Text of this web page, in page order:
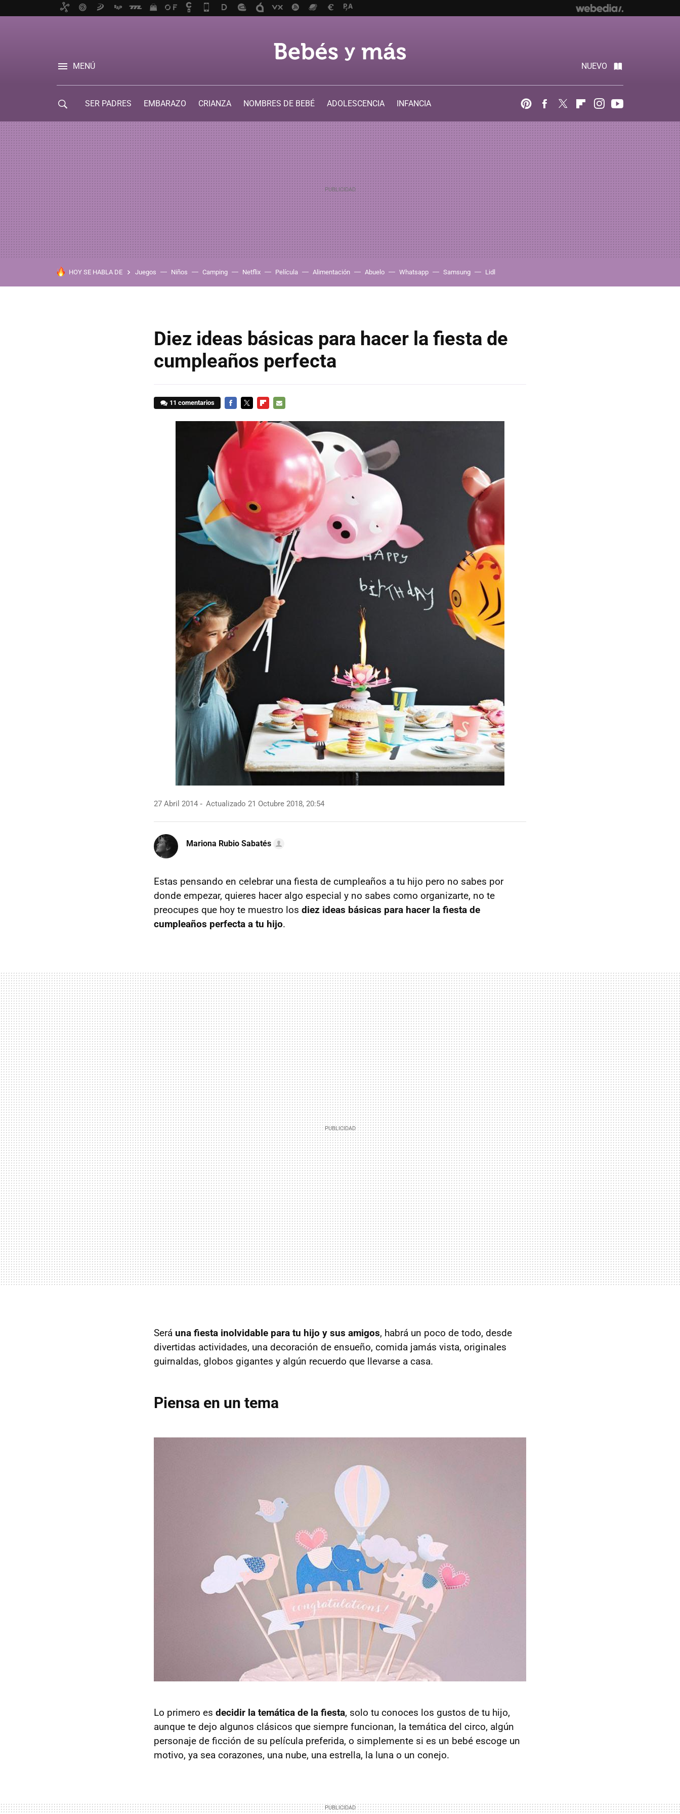
MENÚ NUEVO
SER PADRES EMBARAZO CRIANZA NOMBRES DE BEBÉ ADOLESCENCIA
INFANCIA
PinterestFacebook
Twitter FlipboardInstagram
HOY SE HABLA DE Juegos Niños Camping Netflix Película Alimentación Abuelo Whatsapp Samsung Lidl
Diez ideas básicas para hacer la fiesta de
cumpleaños perfecta
11 comentarios
MAIL
27 Abril 2014 Actualizado 21 Octubre 2018, 20:54
Mariona Rubio Sabatés
Estas pensando en celebrar una fiesta de cumpleaños a tu hijo pero no sabes por
donde empezar, quieres hacer algo especial y no sabes como organizarte, no te
preocupes que hoy te muestro los diez ideas básicas para hacer la fiesta de
cumpleaños perfecta a tu hijo.
Será una fiesta inolvidable para tu hijo y sus amigos, habrá un poco de todo, desde
divertidas actividades, una decoración de ensueño, comida jamás vista, originales
guirnaldas, globos gigantes y algún recuerdo que llevarse a casa.
Piensa en un tema
Lo primero es decidir la temática de la fiesta, solo tu conoces los gustos de tu hijo,
aunque te dejo algunos clásicos que siempre funcionan, la temática del circo, algún
personaje de ficción de su película preferida, o simplemente si es un bebé escoge un
motivo, ya sea corazones, una nube, una estrella, la luna o un conejo.